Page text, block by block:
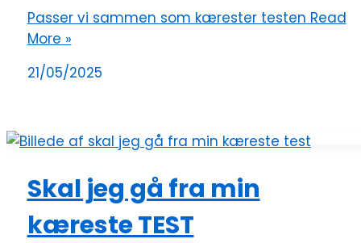
Passer vi sammen som kærester testen Read
More »
21/05/2025
Skal jeg gå fra min
kæreste TEST